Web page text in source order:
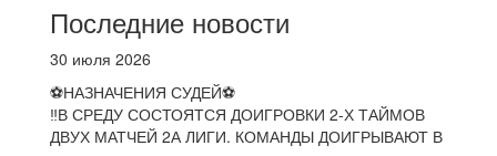
Последние новости
30 июля 2026
⚽НАЗНАЧЕНИЯ СУДЕЙ⚽
‼В СРЕДУ СОСТОЯТСЯ ДОИГРОВКИ 2-Х ТАЙМОВ
ДВУХ МАТЧЕЙ 2А ЛИГИ. КОМАНДЫ ДОИГРЫВАЮТ В